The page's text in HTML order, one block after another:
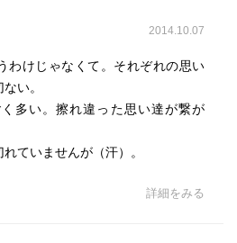
)
軽まで平定した暁に、「日本中
。それが朝廷の力の証になった
と津軽の地は朝廷の入り込めない
部氏がいる。
は我らが開いた国だった。我ら
ていたが、帝の勢力に追われて諏
2014.10.07
わけじゃなくて。それぞれの思い
い。
多い。擦れ違った思い達が繋が
ていませんが（汗）。
詳細をみる